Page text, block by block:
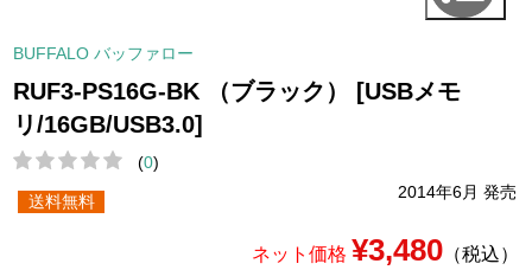
BUFFALO バッファロー
RUF3-PS16G-BK （ブラック） [USBメモ
リ/16GB/USB3.0]
(0)
2014年6月 発売
送料無料
ネット価格 ¥3,480（税込）